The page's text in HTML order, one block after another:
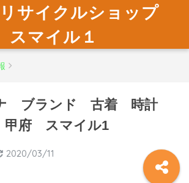
サイクルショップ
スマイル１
ブランド 古着 時計
府 スマイル1
2020/03/11